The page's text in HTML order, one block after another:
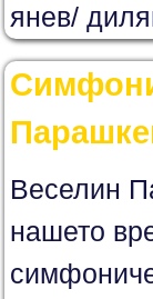
янев/
Веселин
нашето